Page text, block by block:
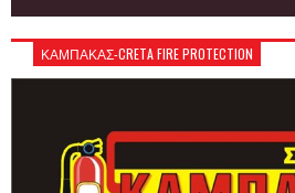
ΚΑΜΠΑΚΑΣ-CRETA FIRE PROTECTION